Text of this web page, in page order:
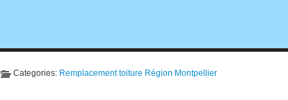
Categories: Remplacement toiture Région Montpellier